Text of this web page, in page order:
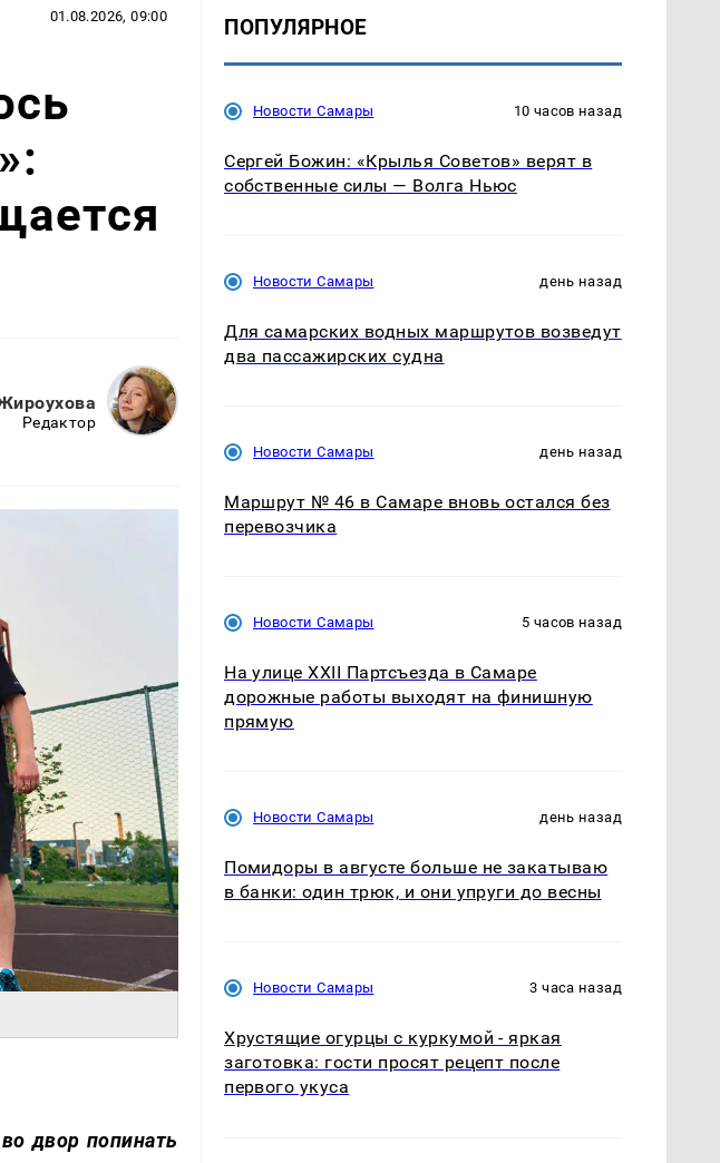
01.08.2026, 09:00
Редактор
двор попинать
ПОПУЛЯРНОЕ
Новости Самары 10 часов назад
Сергей Божин: «Крылья Советов» верят в
собственные силы — Волга Ньюс
Новости Самары день назад
Для самарских водных маршрутов возведут
два пассажирских судна
Новости Самары день назад
Маршрут № 46 в Самаре вновь остался без
перевозчика
Новости Самары 5 часов назад
На улице XXII Партсъезда в Самаре
дорожные работы выходят на финишную
прямую
Новости Самары день назад
Помидоры в августе больше не закатываю
в банки: один трюк, и они упруги до весны
Новости Самары 3 часа назад
Хрустящие огурцы с куркумой - яркая
заготовка: гости просят рецепт после
первого укуса